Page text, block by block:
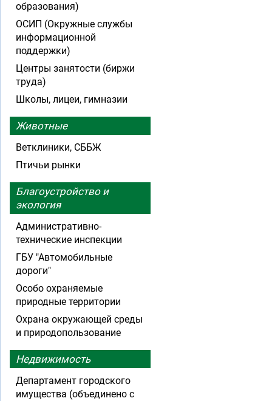
образования)
ОСИП (Окружные службы
информационной
поддержки)
Центры занятости (биржи
труда)
Школы, лицеи, гимназии
Животные
Ветклиники, СББЖ
Птичьи рынки
Благоустройство и
экология
Административно-
технические инспекции
ГБУ "Автомобильные
дороги"
Особо охраняемые
природные территории
Охрана окружающей среды
и природопользование
Недвижимость
Департамент городского
имущества (объединено с